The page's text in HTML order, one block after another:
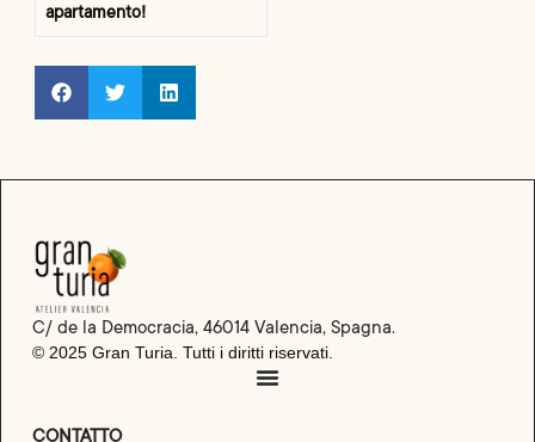
apartamento!
C/ de la Democracia, 46014 Valencia, Spagna.
© 2025 Gran Turia. Tutti i diritti riservati.
CONTATTO